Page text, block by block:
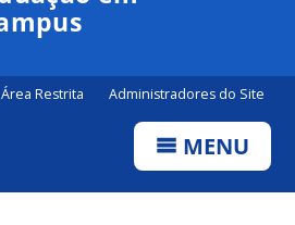
Área Restrita Administradores do Site
MENU